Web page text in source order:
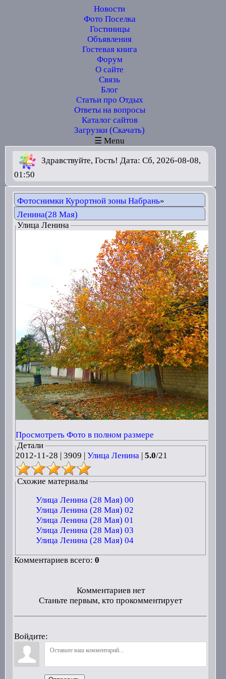
Новости
Фото Поселка
Гостиницы
Объявления
Гостевая книга
Форум
О сайте
Связь
Блог
Статьи про Отдых
Ответы на вопросы
Каталог сайтов
Загрузки (Скачать)
☰ Menu
Здравствуйте, Гость! Дата: Сб, 2026-08-08,
01:50
Фотоснимки Курортной зоны Набрань»
Ленина(28 Мая)
Улица Ленина
Просмотреть Фото в полном размере
Детали
2012-11-28 | 3909 | Улица Ленина | 5.0/21
Схожие материалы
Улица Ленина (28 Мая) 00
Улица Ленина (28 Мая) 02
Улица Ленина (28 Мая) 01
Улица Ленина (28 Мая) 03
Улица Ленина (28 Мая) 04
Комментариев всего: 0
Комментариев нет
Станьте первым, кто прокомментирует
Войдите: